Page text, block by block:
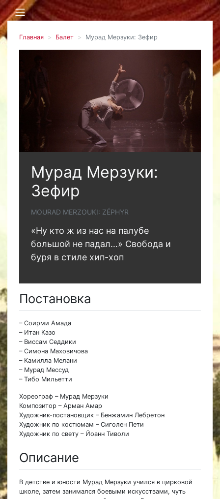
Главная Балет Мурад Мерзуки: Зефир
Мурад Мерзуки:
Зефир
MOURAD MERZOUKI: ZÉPHYR
«Ну кто ж из нас на палубе
большой не падал…» Свобода и
буря в стиле хип-хоп
Постановка
– Соирми Амада
– Итан Казо
– Виссам Седдики
– Симона Маховичова
– Камилла Мелани
– Мурад Мессуд
– Тибо Мильетти
Хореограф – Мурад Мерзуки
Композитор – Арман Амар
Художник-постановщик – Бенжамин Лебретон
Художник по костюмам – Сиголен Пети
Художник по свету – Йоанн Тиволи
Описание
В детстве и юности Мурад Мерзуки учился в цирковой
школе, затем занимался боевыми искусствами, чуть